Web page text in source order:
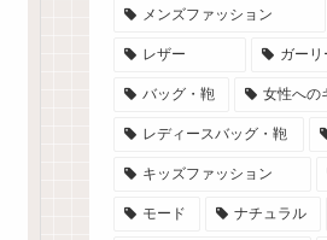
メンズファッション
レザー ガーリ
バッグ・鞄 女性への
レディースバッグ・鞄
キッズファッション
モード ナチュラル